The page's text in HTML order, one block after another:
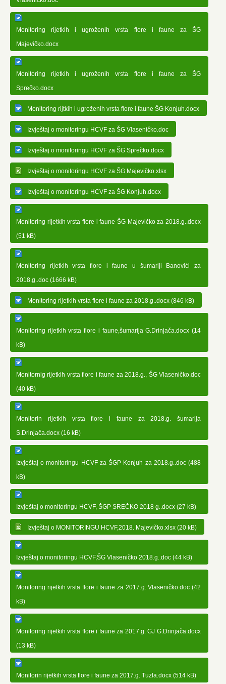
Monitoring rijetkih i ugroženih vrsta flore i faune za ŠG
Majevičko.docx
Monitoring rijetkih i ugroženih vrsta flore i faune za ŠG
Sprečko.docx
Monitoring rijtkih i ugroženih vrsta flore i faune ŠG Konjuh.docx
Izvještaj o monitoringu HCVF za ŠG Vlaseničko.doc
Izvještaj o monitoringu HCVF za ŠG Sprečko.docx
Izvještaj o monitoringu HCVF za ŠG Majevičko.xlsx
Izvještaj o monitoringu HCVF za ŠG Konjuh.docx
Monitoring rijetkih vrsta flore i faune ŠG Majevičko za 2018.g..docx
(51 kB)
Monitoring rijetkih vrsta flore i faune u šumariji Banovići za
2018.g..doc (1666 kB)
Monitoring rijetkih vrsta flore i faune za 2018.g..docx (846 kB)
Monitoring rijetkih vrsta flore i faune,šumarija G.Drinjača.docx (14
kB)
Monitornig rijetkih vrsta flore i faune za 2018.g., ŠG Vlaseničko.doc
(40 kB)
Monitorin rijetkih vrsta flore i faune za 2018.g. šumarija
S.Drinjača.docx (16 kB)
Izvještaj o monitoringu HCVF za ŠGP Konjuh za 2018.g..doc (488
kB)
Izvještaj o monitoringu HCVF, ŠGP SREČKO 2018 g..docx (27 kB)
Izvještaj o MONITORINGU HCVF,2018. Majevičko.xlsx (20 kB)
Izvještaj o monitoringu HCVF,ŠG Vlaseničko 2018.g..doc (44 kB)
Monitoring rijetkih vrsta flore i faune za 2017.g. Vlaseničko.doc (42
kB)
Monitoring rijetkih vrsta flore i faune za 2017.g. GJ G.Drinjača.docx
(13 kB)
Monitorin rijetkih vrsta flore i faune za 2017.g. Tuzla.docx (514 kB)